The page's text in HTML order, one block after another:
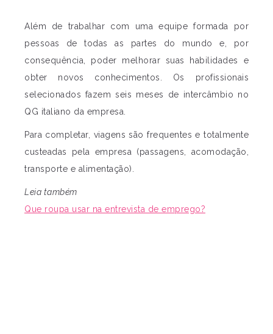
Além de trabalhar com uma equipe formada por
pessoas de todas as partes do mundo e, por
consequência, poder melhorar suas habilidades e
obter novos conhecimentos. Os profissionais
selecionados fazem seis meses de intercâmbio no
QG italiano da empresa.
Para completar, viagens são frequentes e totalmente
custeadas pela empresa (passagens, acomodação,
transporte e alimentação).
Leia também
Que roupa usar na entrevista de emprego?